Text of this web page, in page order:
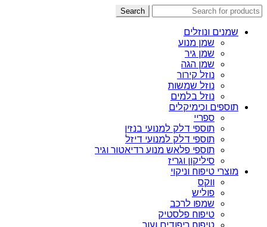
Search
שמנים ונוזלים
שמן מנוע
שמן גיר
שמן הגה
נוזל קירור
נוזל שמשות
נוזל בלמים
תוספים וכימיקלים
ספריי
תוספי דלק למנועי בנזין
תוספי דלק למנועי דיזל
תוספי פלאש מנוע רדיאטור וגיר
סיליקון וגריז
מוצרי טיפוח וניקוי
ווקס
פוליש
שמפו לרכב
טיפוח פלסטיק
טיפוח ריפודים ועור